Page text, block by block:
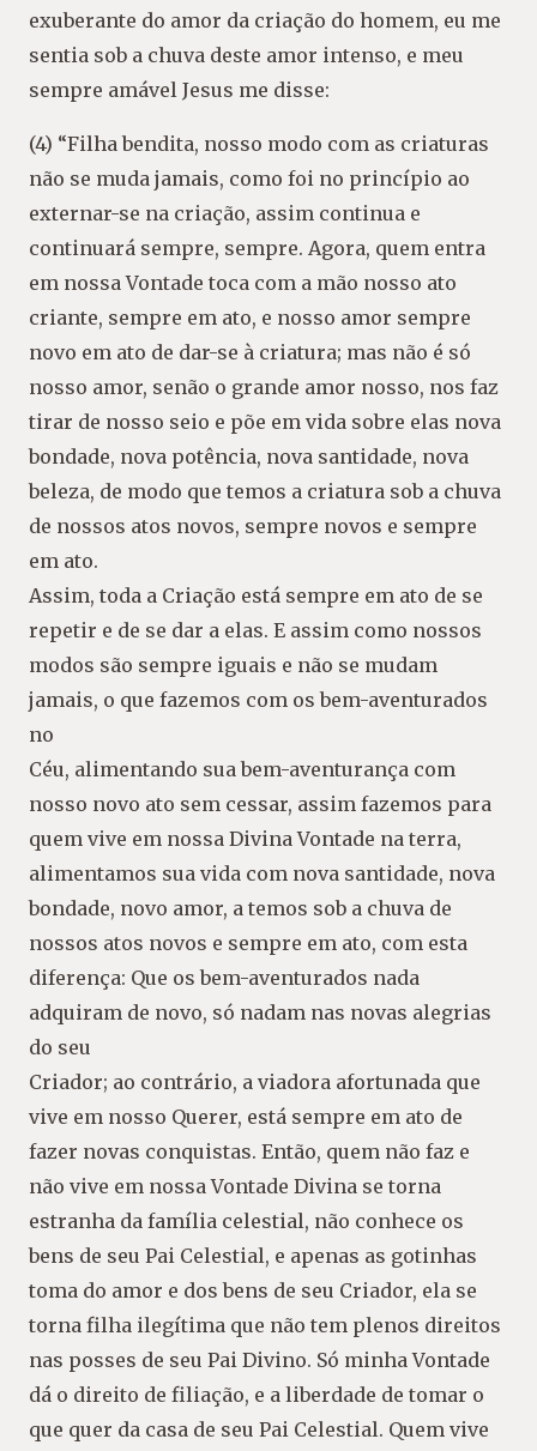
exuberante do amor da criação do homem, eu me
sentia sob a chuva deste amor intenso, e meu
sempre amável Jesus me disse:
(4) “Filha bendita, nosso modo com as criaturas
não se muda jamais, como foi no princípio ao
externar-se na criação, assim continua e
continuará sempre, sempre. Agora, quem entra
em nossa Vontade toca com a mão nosso ato
criante, sempre em ato, e nosso amor sempre
novo em ato de dar-se à criatura; mas não é só
nosso amor, senão o grande amor nosso, nos faz
tirar de nosso seio e põe em vida sobre elas nova
bondade, nova potência, nova santidade, nova
beleza, de modo que temos a criatura sob a chuva
de nossos atos novos, sempre novos e sempre
em ato.
Assim, toda a Criação está sempre em ato de se
repetir e de se dar a elas. E assim como nossos
modos são sempre iguais e não se mudam
jamais, o que fazemos com os bem-aventurados
no
Céu, alimentando sua bem-aventurança com
nosso novo ato sem cessar, assim fazemos para
quem vive em nossa Divina Vontade na terra,
alimentamos sua vida com nova santidade, nova
bondade, novo amor, a temos sob a chuva de
nossos atos novos e sempre em ato, com esta
diferença: Que os bem-aventurados nada
adquiram de novo, só nadam nas novas alegrias
do seu
Criador; ao contrário, a viadora afortunada que
vive em nosso Querer, está sempre em ato de
fazer novas conquistas. Então, quem não faz e
não vive em nossa Vontade Divina se torna
estranha da família celestial, não conhece os
bens de seu Pai Celestial, e apenas as gotinhas
toma do amor e dos bens de seu Criador, ela se
torna filha ilegítima que não tem plenos direitos
nas posses de seu Pai Divino. Só minha Vontade
dá o direito de filiação, e a liberdade de tomar o
que quer da casa de seu Pai Celestial. Quem vive